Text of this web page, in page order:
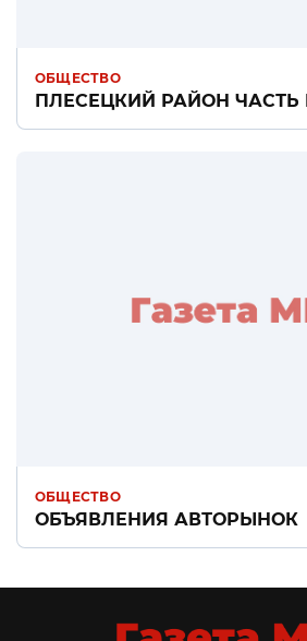
ОБЩЕСТВО
ПЛЕСЕЦКИЙ РАЙОН ЧАСТЬ II
ОБЩЕСТВО
ОБЪЯВЛЕНИЯ АВТОРЫНОК